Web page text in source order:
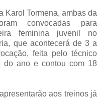
Karol Tormena, ambas da
convocadas para
feminina juvenil no
que acontecerá de 3 a
feita pelo técnico
do ano e contou com 18
aos treinos já